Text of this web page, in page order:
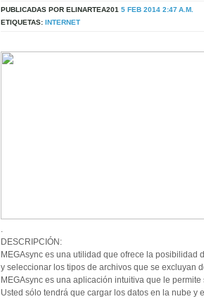
PUBLICADAS POR ELINARTEA201 5 FEB 2014 2:47 A.M.
ETIQUETAS: INTERNET
.
DESCRIPCIÓN:
MEGAsync es una utilidad que ofrece la
y seleccionar los tipos de archivos que se excluyan
MEGAsync es una aplicación intuitiva que le
Usted sólo tendrá que cargar los datos en la nube